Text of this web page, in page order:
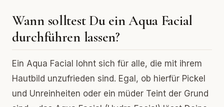
Wann solltest Du ein Aqua Facial
durchführen lassen?
Ein Aqua Facial lohnt sich für alle, die mit ihrem
Hautbild unzufrieden sind. Egal, ob hierfür Pickel
und Unreinheiten oder ein müder Teint der Grund